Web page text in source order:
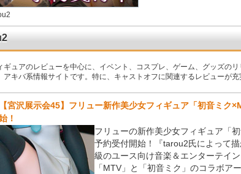
ギュアのレビューを中心に、イベント、コスプレ、ゲーム、グッズの
アキバ系情報サイトです。特に、キャストオフに関連するレビューが充
宮沢展示会45】フリュー新作美少女フィギュア「初音ミク
！
フリューの新作美少女フィギュア「
予約受付開始！『tarou2氏によって
級のユース向け音楽＆エンターテイ
「MTV」と「初音ミク」のコラボア